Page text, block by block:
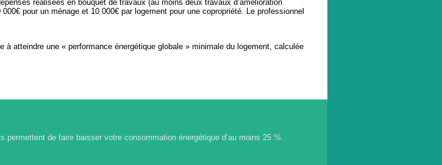
réalisées en bouquet de travaux (au moins deux travaux d’amélioration
pour un ménage et 10 000€ par logement pour une copropriété. Le professionnel
atteindre une « performance énergétique globale » minimale du logement, calculée
de faire baisser votre consommation énergétique d’au moins 25 %.